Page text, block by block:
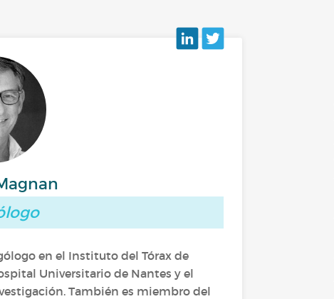
en el Instituto del Tórax de
Universitario de Nantes y el
También es miembro del